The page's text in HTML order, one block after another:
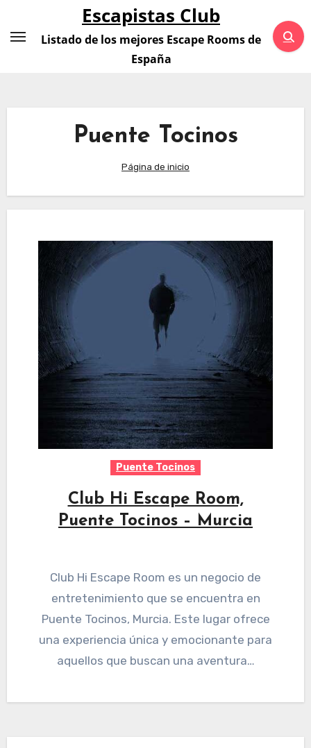
contenido
Escapistas Club
Listado de los mejores Escape Rooms de
España
Puente Tocinos
Página de inicio
Puente Tocinos
Club Hi Escape Room,
Puente Tocinos – Murcia
Club Hi Escape Room es un negocio de
entretenimiento que se encuentra en
Puente Tocinos, Murcia. Este lugar ofrece
una experiencia única y emocionante para
aquellos que buscan una aventura…